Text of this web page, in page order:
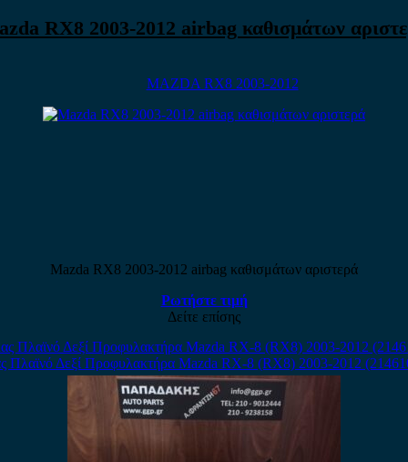
RX8 2003-2012 airbag καθισμάτων
MAZDA RX8 2003-2012
Mazda RX8 2003-2012 airbag καθισμάτων αριστερά
Ρωτήστε τιμή
Δείτε επίσης
Πλαϊνό Δεξί Προφυλακτήρα Mazda RX-8 (RX8) 2003-2012